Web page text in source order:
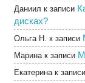
Даниил к записи
дисках?
Ольга Н. к записи
Маринак записи
Екатеринак записи